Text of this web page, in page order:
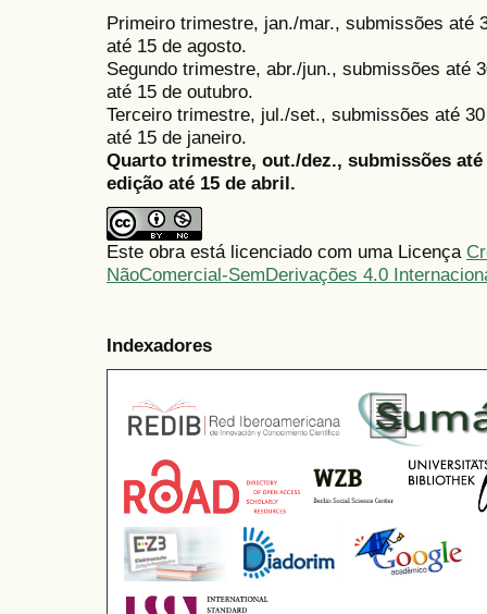
Primeiro trimestre, jan./mar., submissões até
até 15 de agosto.
Segundo trimestre, abr./jun., submissões até
até 15 de outubro.
Terceiro trimestre, jul./set., submissões até
até 15 de janeiro.
Quarto trimestre, out./dez., submissões
edição até 15 de abril.
Este obra está licenciado com uma Licença
NãoComercial-SemDerivações 4.0
Indexadores